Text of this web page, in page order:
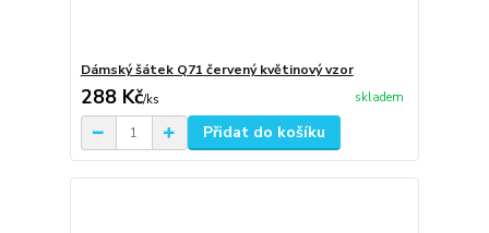
Dámský šátek Q71 červený květinový vzor
288 Kč/ks skladem
Přidat do košíku